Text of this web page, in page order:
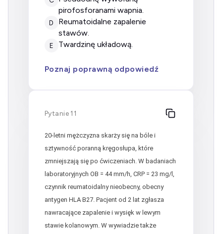
pirofosforanami wapnia.
D
Reumatoidalne zapalenie
stawów.
E Twardzinę układową.
Poznaj poprawną odpowiedź
Pytanie 11
20-letni mężczyzna skarży się na bóle i
sztywność poranną kręgosłupa, które
zmniejszają się po ćwiczeniach. W badaniach
laboratoryjnych OB = 44 mm/h, CRP = 23 mg/l,
czynnik reumatoidalny nieobecny, obecny
antygen HLA B27. Pacjent od 2 lat zgłasza
nawracające zapalenie i wysięk w lewym
stawie kolanowym. W wywiadzie także